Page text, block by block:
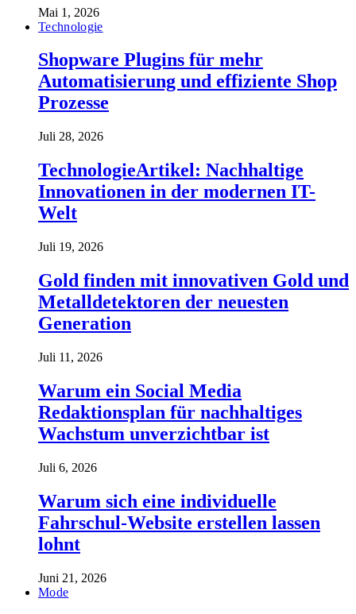
Mai 1, 2026
Technologie
Shopware Plugins für mehr
Automatisierung und effiziente Shop
Prozesse
Juli 28, 2026
TechnologieArtikel: Nachhaltige
Innovationen in der modernen IT-
Welt
Juli 19, 2026
Gold finden mit innovativen Gold und
Metalldetektoren der neuesten
Generation
Juli 11, 2026
Warum ein Social Media
Redaktionsplan für nachhaltiges
Wachstum unverzichtbar ist
Juli 6, 2026
Warum sich eine individuelle
Fahrschul-Website erstellen lassen
lohnt
Juni 21, 2026
Mode